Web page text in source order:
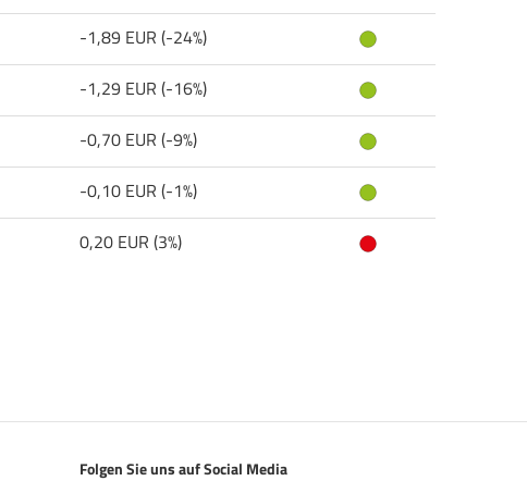
-1,89 EUR (-24%)
-1,29 EUR (-16%)
-0,70 EUR (-9%)
-0,10 EUR (-1%)
0,20 EUR (3%)
Folgen Sie uns auf Social Media